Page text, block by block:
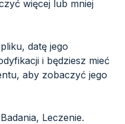
więcej lub mniej
datę jego
i będziesz mieć
aby zobaczyć jego
Leczenie.